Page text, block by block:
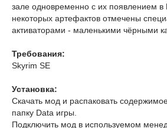
зале одновременно с их появлением
некоторых артефактов отмечены
активаторами - маленькими чёрными
Требования:
Skyrim SE
Установка:
Скачать мод и распаковать
папку Data игры.
Подключить мод в используемом